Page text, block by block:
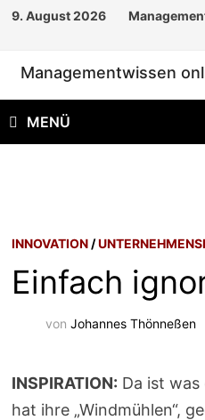
Zum
9. August 2026
Managementwissen
MENÜ
INNOVATION /
Einfach
vonJohannes Thönneßen
INSPIRATION: Da ist
hat ihre „Windmühlen“,